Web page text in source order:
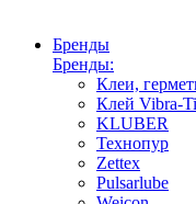
Бренды
Бренды:
Клеи,
Клей Vibra-
KLUBER
Технопур
Zettex
Pulsarlube